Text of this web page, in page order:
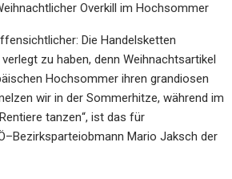
Overkill im Hochsommer
: Die Handelsketten
zu haben, dennWeihnachtsartikel
Hochsommer ihren grandiosen
wir in der Sommerhitze, während im
tanzen“, ist das für
–Bezirksparteiobmann Mario Jaksch der